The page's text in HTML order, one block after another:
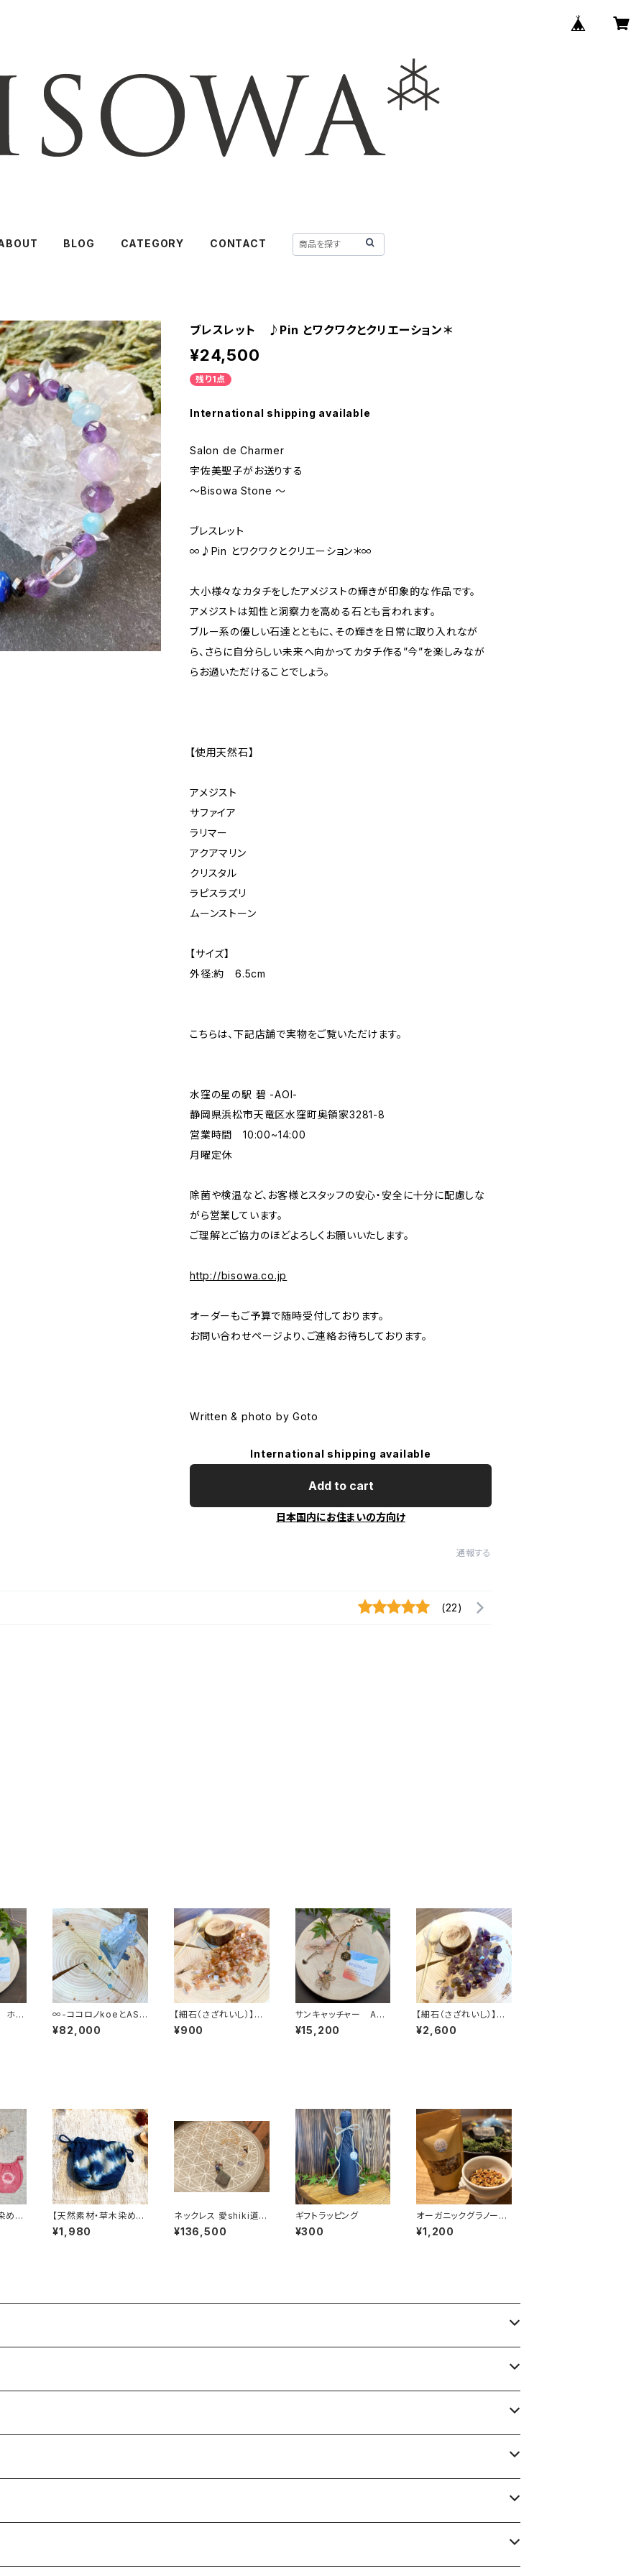
BLOG CATEGORY CONTACT
ブレスレット ♪Pin とワクワクとクリエーション＊
¥24,500
残り1点
International shipping available
Salon de Charmer
宇佐美聖子がお送りする
〜Bisowa Stone 〜
ブレスレット
∞♪Pin とワクワクとクリエーション＊∞
大小様々なカタチをしたアメジストの輝きが印象的な作品です。
アメジストは知性と洞察力を高める石とも言われます。
ブルー系の優しい石達とともに、その輝きを日常に取り入れなが
ら、さらに自分らしい未来へ向かってカタチ作る”今”を楽しみなが
らお過いただけることでしょう。
【使用天然石】
アメジスト
サファイア
ラリマー
アクアマリン
クリスタル
ラピスラズリ
ムーンストーン
【サイズ】
外径:約 6.5cm
こちらは、下記店舗で実物をご覧いただけます。
水窪の星の駅 碧 -AOI-
静岡県浜松市天竜区水窪町奥領家3281-8
営業時間 10:00~14:00
月曜定休
除菌や検温など、お客様とスタッフの安心・安全に十分に配慮しな
がら営業しています。
ご理解とご協力のほどよろしくお願いいたします。
http://bisowa.co.jp
オーダーもご予算で随時受付しております。
お問い合わせページより、ご連絡お待ちしております。
Written & photo by Goto
International shipping available
Add to cart
日本国内にお住まいの方向け
通報する
(22)
ホシ
∞-ココロノkoeとASO
BO宇-∞
¥82,000
【細石（さざれいし）】サ
ンストーン 100g
¥900
サンキャッチャー AOI
の雫の恵みをあなたへ
¥15,200
【細石（さざれいし）】ス
ーパーセブン 100g
¥2,600
め】
【天然素材・草木染め】
巾着ポーチ ヘンプコッ
トン S
¥1,980
ネックレス 愛shiki道ノ
shirube
¥136,500
ギフトラッピング
¥300
オーガニックグラノー
ラ 200g
¥1,200